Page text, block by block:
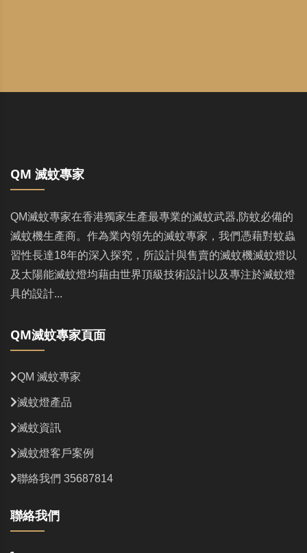
QM 滅蚊專家
QM滅蚊專家在香港獨家生產最專業的滅蚊武器,防蚊必備的
滅蚊機生產商。作為業內領先的滅蚊專家，我們憑藉對蚊蟲
習性長達18年的深入探究，所設計與售賣的滅蚊機滅蚊燈以
及太陽能滅蚊燈均藉由世界頂級技術設計以及專注於滅蚊燈
具的設計...
QM滅蚊專家頁面
QM 滅蚊專家
滅蚊燈產品
滅蚊資訊
滅蚊燈客戶案例
聯絡我們 35687814
聯絡我們